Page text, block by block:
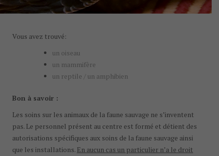
Vous avez trouvé:
un oiseau
un mammifère
un reptile / un amphibien
Bon à savoir :
Les soins sur les animaux de la faune sauvage ne s’inventent
pas. Le personnel présent au centre est formé et détient des
autorisations spécifiques aux soins de la faune sauvage ainsi
que les installations. En aucun cas un particulier n’a le droit